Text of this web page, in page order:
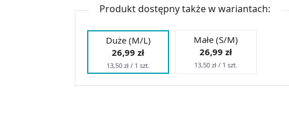
Produkt dostępny także w wariantach:
Duże (M/L)
26,99 zł
13,50 zł / 1 szt.
Małe (S/M)
26,99 zł
13,50 zł / 1 szt.